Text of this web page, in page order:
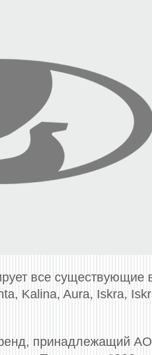
все
Kalina, Aura, Iskra,
принадлежащий